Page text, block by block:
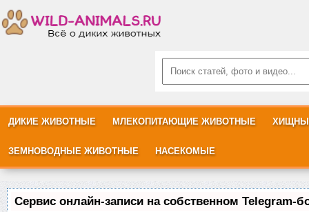
ДИКИЕ ЖИВОТНЫЕ МЛЕКОПИТАЮЩИЕ ЖИВОТНЫЕ
ЗЕМНОВОДНЫЕ ЖИВОТНЫЕ НАСЕКОМЫЕ
Сервис онлайн-записи на собственном Telegram-